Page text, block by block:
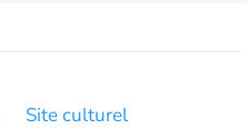
Site culturel